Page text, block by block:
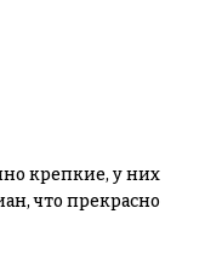
крепкие, у них
что прекрасно